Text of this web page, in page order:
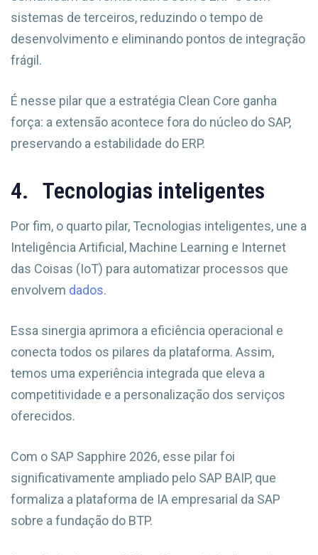
sistemas de terceiros, reduzindo o tempo de
desenvolvimento e eliminando pontos de integração
frágil.
É nesse pilar que a estratégia Clean Core ganha
força: a extensão acontece fora do núcleo do SAP,
preservando a estabilidade do ERP.
4. Tecnologias inteligentes
Por fim, o quarto pilar, Tecnologias inteligentes, une a
Inteligência Artificial, Machine Learning e Internet
das Coisas (IoT) para automatizar processos que
envolvem dados.
Essa sinergia aprimora a eficiência operacional e
conecta todos os pilares da plataforma. Assim,
temos uma experiência integrada que eleva a
competitividade e a personalização dos serviços
oferecidos.
Com o SAP Sapphire 2026, esse pilar foi
significativamente ampliado pelo SAP BAIP, que
formaliza a plataforma de IA empresarial da SAP
sobre a fundação do BTP.